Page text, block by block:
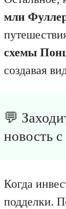
млн
схемы
создавая
💬
новость
Когда
подделки.